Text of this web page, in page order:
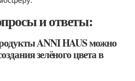
и ответы:
ANNI HAUS можно
зелёного цвета в